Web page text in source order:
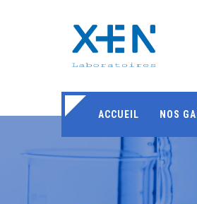
ACCUEIL NOS